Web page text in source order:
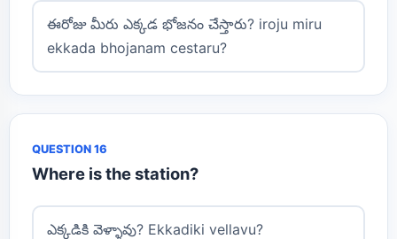
ఈరోజు మీరు ఎక్కడ భోజనం చేస్తారు? iroju miru
ekkada bhojanam cestaru?
QUESTION 16
Where is the station?
ఎక్కడికి వెళ్ళావు? Ekkadiki vellavu?